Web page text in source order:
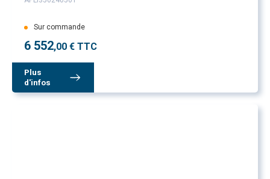
Sur commande
6 552,00 € TTC
Plus
d'infos